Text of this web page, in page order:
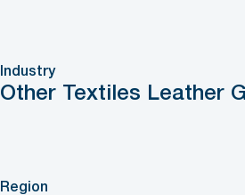
Industry
Other Textiles Leather
Region